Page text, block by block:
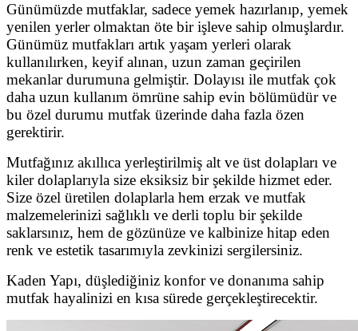
Günümüzde mutfaklar, sadece yemek hazırlanıp, yemek
yenilen yerler olmaktan öte bir işleve sahip olmuşlardır.
Günümüz mutfakları artık yaşam yerleri olarak
kullanılırken, keyif alınan, uzun zaman geçirilen
mekanlar durumuna gelmiştir. Dolayısı ile mutfak çok
daha uzun kullanım ömrüne sahip evin bölümüdür ve
bu özel durumu mutfak üzerinde daha fazla özen
gerektirir.
Mutfağınız akıllıca yerleştirilmiş alt ve üst dolapları ve
kiler dolaplarıyla size eksiksiz bir şekilde hizmet eder.
Size özel üretilen dolaplarla hem erzak ve mutfak
malzemelerinizi sağlıklı ve derli toplu bir şekilde
saklarsınız, hem de gözünüze ve kalbinize hitap eden
renk ve estetik tasarımıyla zevkinizi sergilersiniz.
Kaden Yapı, düşlediğiniz konfor ve donanıma sahip
mutfak hayalinizi en kısa sürede gerçekleştirecektir.